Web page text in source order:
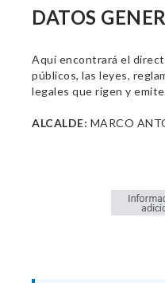
DATOS
Aquí encontrará el
públicos, las leyes,
legales que rigen y
ALCALDE: MARCO